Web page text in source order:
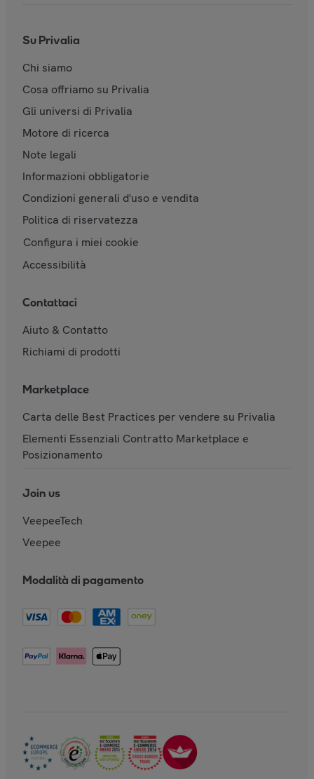
Su Privalia
Chi siamo
Cosa offriamo su Privalia
Gli universi di Privalia
Motore di ricerca
Note legali
Informazioni obbligatorie
Condizioni generali d'uso e vendita
Politica di riservatezza
Configura i miei cookie
Accessibilità
Contattaci
Aiuto & Contatto
Richiami di prodotti
Marketplace
Carta delle Best Practices per vendere su Privalia
Elementi Essenziali Contratto Marketplace e
Posizionamento
Join us
VeepeeTech
Veepee
Modalità di pagamento